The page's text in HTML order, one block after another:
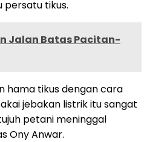
persatu tikus.
Jalan Batas Pacitan-
hama tikus dengan cara
jebakan listrik itu sangat
petani meninggal
Ony Anwar.